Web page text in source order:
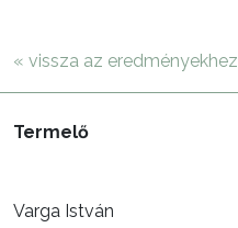
« vissza az eredményekhez
Termelő
Varga István